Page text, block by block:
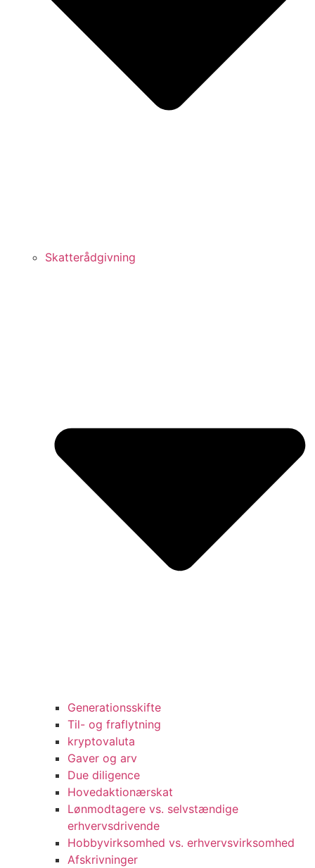
Skatterådgivning
Generationsskifte
Til- og fraflytning
kryptovaluta
Gaver og arv
Due diligence
Hovedaktionærskat
Lønmodtagere vs. selvstændige
erhvervsdrivende
Hobbyvirksomhed vs. erhvervsvirksomhed
Afskrivninger